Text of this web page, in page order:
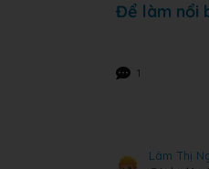
Để làm nổi
1
Lâm Thị